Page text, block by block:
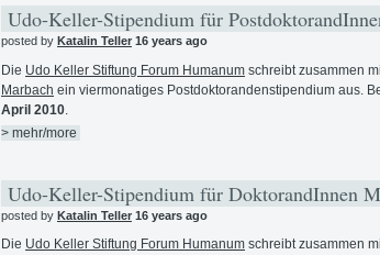
Udo-Keller-Stipendium für
posted by Katalin Teller 16 years ago
Die Udo Keller Stiftung Forum Humanum schreibt zusammen
Marbach ein viermonatiges Postdoktorandenstipendium aus.
April 2010.
> mehr/more
Udo-Keller-Stipendium für DoktorandInnen
posted by Katalin Teller 16 years ago
Die Udo Keller Stiftung Forum Humanum schreibt zusammen